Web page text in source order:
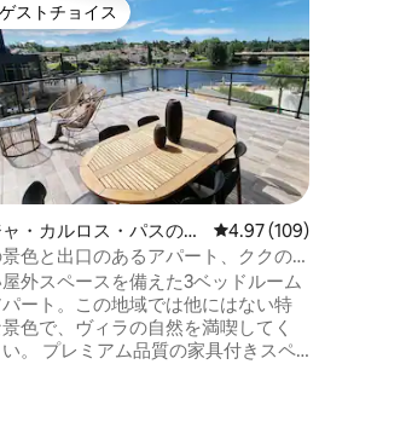
星中4.95つ星の平均評価
評のゲストチョイスです。
ゲストチョイス
・カルロス・パスのマ
ン・アパート
レビュー109件、5つ
4.97 (109)
色と出口のあるアパート、ククの3
外スペースを備えた3ベッドルーム
ート。この地域では他にはない特
色で、ヴィラの自然を満喫してく
の家具付きスペ